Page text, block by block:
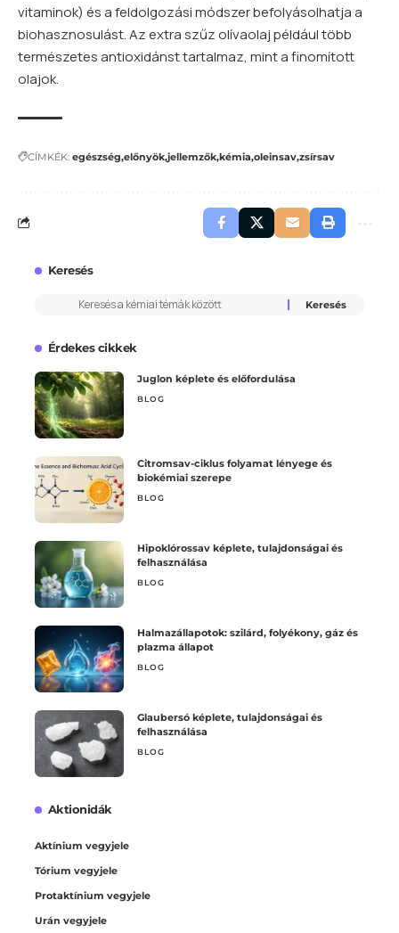
vitaminok) és a feldolgozási módszer befolyásolhatja a
biohasznosulást. Az extra szűz olívaolaj például több
természetes antioxidánst tartalmaz, mint a finomított
olajok.
CÍMKÉK: egészség előnyök jellemzők kémia oleinsav zsírsav
Keresés
Érdekes cikkek
Juglon képlete és előfordulása
BLOG
Citromsav-ciklus folyamat lényege és
biokémiai szerepe
BLOG
Hipoklórossav képlete, tulajdonságai és
felhasználása
BLOG
Halmazállapotok: szilárd, folyékony, gáz és
plazma állapot
BLOG
Glaubersó képlete, tulajdonságai és
felhasználása
BLOG
Aktionidák
Aktínium vegyjele
Tórium vegyjele
Protaktínium vegyjele
Urán vegyjele